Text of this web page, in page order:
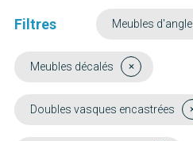
Filtres Meubles d'angle
Meubles décalés
Doubles vasques encastrées